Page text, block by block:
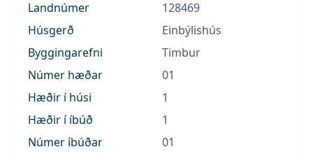
Landnúmer
128469
Húsgerð
Einbýlishús
Byggingarefni
Timbur
Númer hæðar
01
Hæðir í húsi
1
Hæðir í íbúð
1
Númer íbúðar
01